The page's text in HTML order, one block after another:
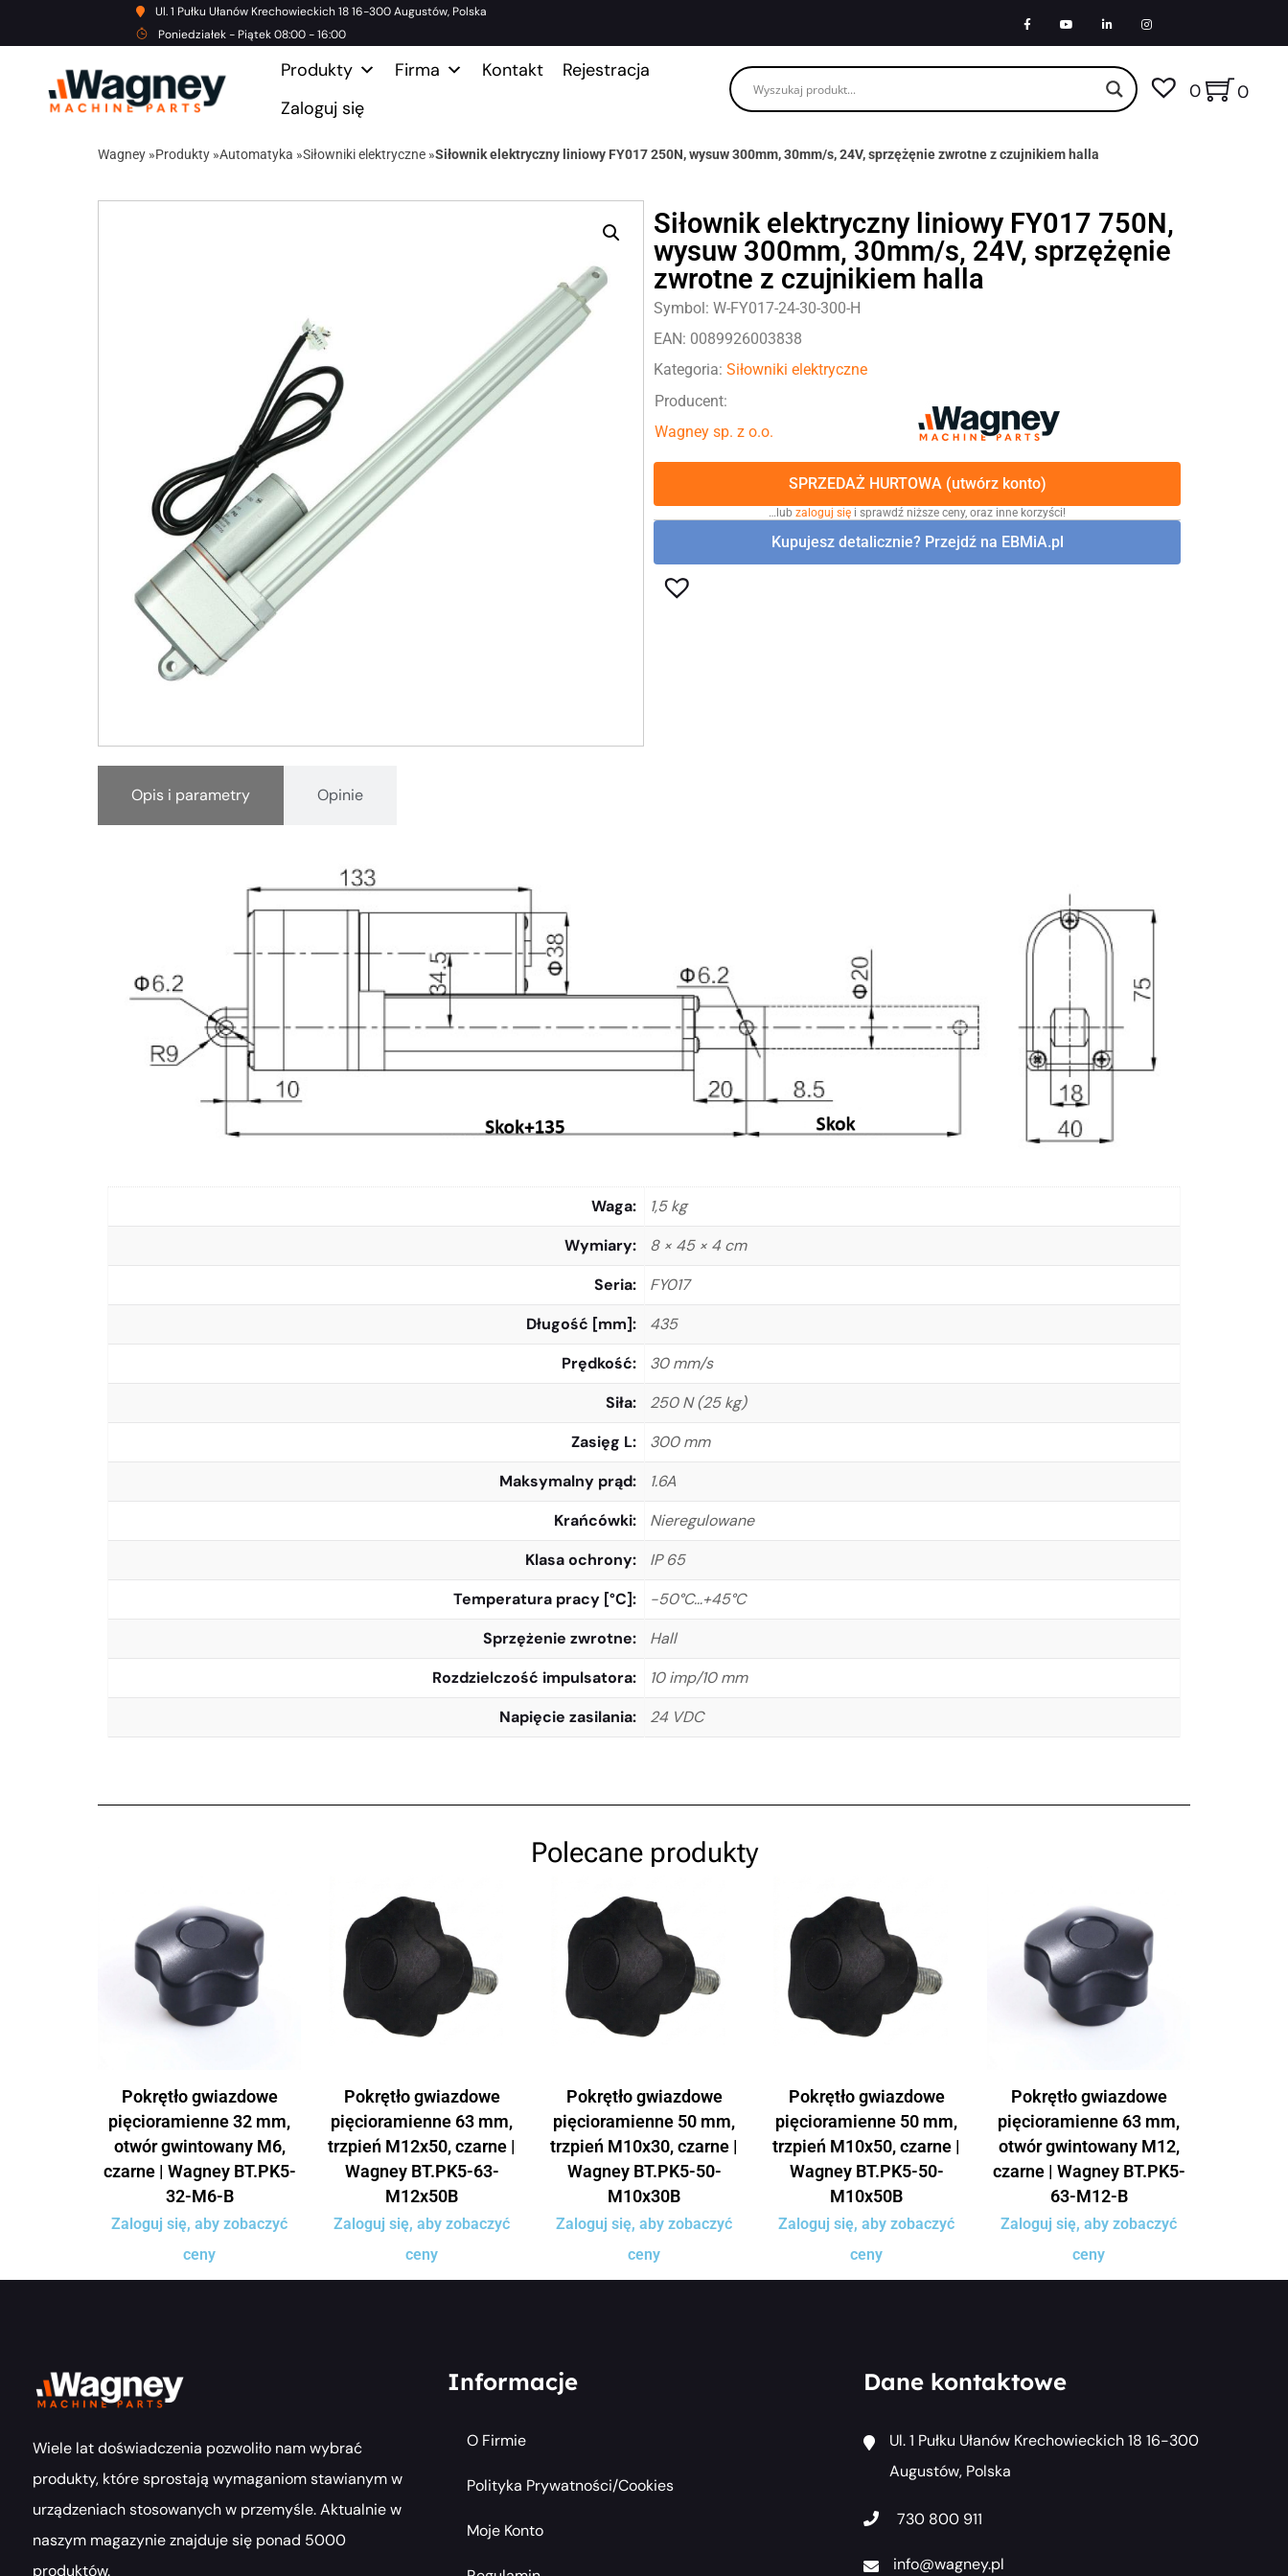
Ul. 1 Pułku Ułanów Krechowieckich 18 16-300 Augustów, Polska
Poniedziałek - Piątek 08:00 - 16:00
Produkty Firma Kontakt
Rejestracja
Zaloguj się
0 0
Wagney »Produkty »Automatyka »Siłowniki elektryczne »Siłownik elektryczny liniowy FY017 250N, wysuw 300mm, 30mm/s, 24V, sprzężęnie zwrotne z czujnikiem halla
Siłownik elektryczny liniowy FY017 750N,
wysuw 300mm, 30mm/s, 24V, sprzężęnie
zwrotne z czujnikiem halla
Symbol: W-FY017-24-30-300-H
EAN: 0089926003838
Kategoria: Siłowniki elektryczne
Producent:
Wagney sp. z o.o.
SPRZEDAŻ HURTOWA (utwórz konto)
…lub zaloguj się i sprawdź niższe ceny, oraz inne korzyści!
Kupujesz detalicznie? Przejdź na EBMiA.pl
Opis i parametry Opinie
Waga
1,5 kg
Wymiary
8 × 45 × 4 cm
Seria
FY017
Długość [mm]
435
Prędkość
30 mm/s
Siła
250 N (25 kg)
Zasięg L
300 mm
Maksymalny prąd
1.6A
Krańcówki
Nieregulowane
Klasa ochrony
IP 65
Temperatura pracy [°C]
-50°C…+45°C
Sprzężenie zwrotne
Hall
Rozdzielczość impulsatora
10 imp/10 mm
Napięcie zasilania
24 VDC
Polecane produkty
Pokrętło gwiazdowe
pięcioramienne 32 mm,
otwór gwintowany M6,
czarne | Wagney BT.PK5-
32-M6-B
Zaloguj się, aby zobaczyć
ceny
Pokrętło gwiazdowe
pięcioramienne 63 mm,
trzpień M12x50, czarne |
Wagney BT.PK5-63-
M12x50B
Zaloguj się, aby zobaczyć
ceny
Pokrętło gwiazdowe
pięcioramienne 50 mm,
trzpień M10x30, czarne |
Wagney BT.PK5-50-
M10x30B
Zaloguj się, aby zobaczyć
ceny
Pokrętło gwiazdowe
pięcioramienne 50 mm,
trzpień M10x50, czarne |
Wagney BT.PK5-50-
M10x50B
Zaloguj się, aby zobaczyć
ceny
Pokrętło gwiazdowe
pięcioramienne 63 mm,
otwór gwintowany M12,
czarne | Wagney BT.PK5-
63-M12-B
Zaloguj się, aby zobaczyć
ceny
Wiele lat doświadczenia pozwoliło nam wybrać
produkty, które sprostają wymaganiom stawianym w
urządzeniach stosowanych w przemyśle. Aktualnie w
naszym magazynie znajduje się ponad 5000
produktów.
Informacje
O Firmie
Polityka Prywatności/cookies
Moje Konto
Dane kontaktowe
Ul. 1 Pułku Ułanów Krechowieckich 18 16-300
Augustów, Polska
730 800 911
info@wagney.pl